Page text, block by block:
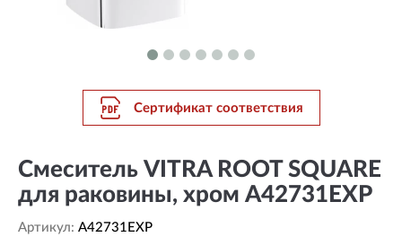
Сертификат соответствия
Смеситель VITRA ROOT SQUARE
для раковины, хром A42731EXP
Артикул: A42731EXP